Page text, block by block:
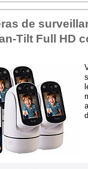
de
Tilt Full HD